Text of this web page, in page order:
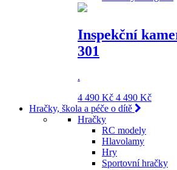
Inspekční
301
.
4 490 Kč 4 490 Kč
Hračky, škola a péče o dítě
Hračky
RC modely
Hlavolamy
Hry
Sportovní hračky